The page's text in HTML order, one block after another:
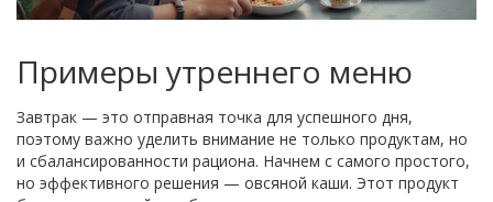
Примеры утреннего меню
Завтрак — это отправная точка для успешного дня,
поэтому важно уделить внимание не только продуктам, но
и сбалансированности рациона. Начнем с самого простого,
но эффективного решения — овсяной каши. Этот продукт